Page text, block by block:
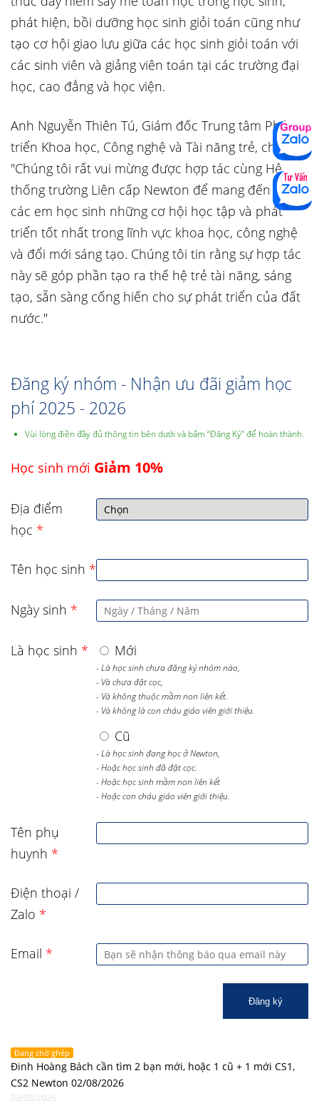
phát hiện, bồi dưỡng học sinh giỏi toán cũng như
tạo cơ hội giao lưu giữa các học sinh giỏi toán với
các sinh viên và giảng viên toán tại các trường đại
học, cao đẳng và học viện.
Anh Nguyễn Thiên Tú, Giám đốc Trung tâm Phát
triển Khoa học, Công nghệ và Tài năng trẻ, chia sẻ:
"Chúng tôi rất vui mừng được hợp tác cùng Hệ
thống trường Liên cấp Newton để mang đến cho
các em học sinh những cơ hội học tập và phát
triển tốt nhất trong lĩnh vực khoa học, công nghệ
và đổi mới sáng tạo. Chúng tôi tin rằng sự hợp tác
này sẽ góp phần tạo ra thế hệ trẻ tài năng, sáng
tạo, sẵn sàng cống hiến cho sự phát triển của đất
nước."
Đăng ký nhóm - Nhận ưu đãi giảm học
phí 2025 - 2026
Vùi lòng điền đầy đủ thông tin bên dưới và bấm “Đăng Ký” để hoàn thành.
Học sinh mới Giảm 10%
Địa điểm
học *
Tên học sinh *
Ngày sinh *
Là học sinh * Mới
- Là học sinh chưa đăng ký nhóm nào,
- Và chưa đặt cọc,
- Và không thuộc mầm non liên kết.
- Và không là con cháu giáo viên giới thiệu.
Cũ
- Là học sinh đang học ở Newton,
- Hoặc học sinh đã đặt cọc.
- Hoặc học sinh mầm non liên kết
- Hoặc con cháu giáo viên giới thiệu.
Tên phụ
huynh *
Điện thoại /
Zalo *
Email *
Đăng ký
Đang chờ ghép
Đinh Hoàng Bách cần tìm 2 bạn mới, hoặc 1 cũ + 1 mới CS1,
CS2 Newton 02/08/2026
03/08/2026